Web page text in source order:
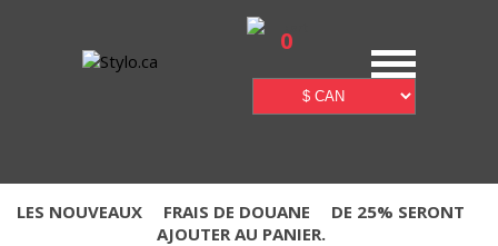
0
LES NOUVEAUX FRAIS DE DOUANE
DE 25% SERONT
AJOUTER AU PANIER.